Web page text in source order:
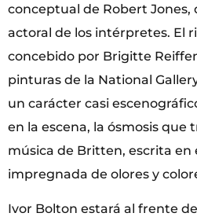
conceptual de Robert
actoral de los intérpretes. El
concebido por Brigitte
pinturas de la National
un carácter casi
en la escena, la ósmosis que
música de Britten, escrita en
impregnada de olores y
Ivor Bolton estará al frente